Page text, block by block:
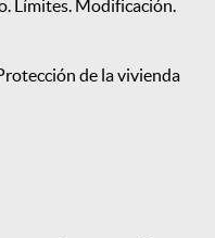
Límites. Modificación.
de la vivienda